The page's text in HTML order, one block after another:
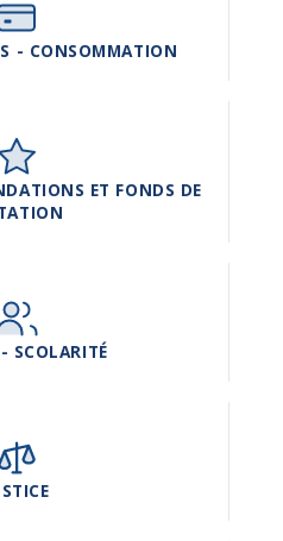
- CONSOMMATION
ET FONDS DE
SCOLARITÉ